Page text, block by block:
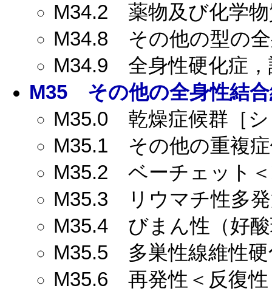
M34.2 薬物及び化学物
M34.8 その他の型の
M34.9 全身性硬化症，
M35 その他の全身性結
M35.0 乾燥症候群［シ
M35.1 その他の重複
M35.2 ベーチェット＜
M35.3 リウマチ性多
M35.4 びまん性（好酸
M35.5 多巣性線維性硬
M35.6 再発性＜反復性